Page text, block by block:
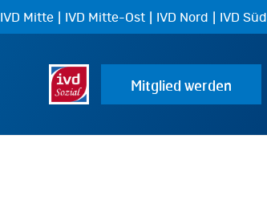
IVD Mitte | IVD Mitte-Ost | IVD Nord | IVD Süd
Mitglied werden